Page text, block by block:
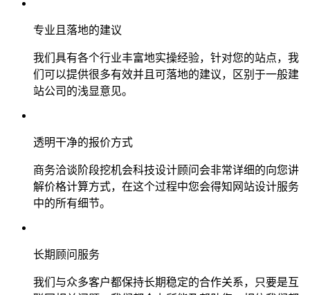
专业且落地的建议
我们具有各个行业丰富地实操经验，针对您的站点，我
们可以提供很多有效并且可落地的建议，区别于一般建
站公司的浅显意见。
透明干净的报价方式
商务洽谈阶段挖机会科技设计顾问会非常详细的向您讲
解价格计算方式，在这个过程中您会得知网站设计服务
中的所有细节。
长期顾问服务
我们与众多客户都保持长期稳定的合作关系，只要是互